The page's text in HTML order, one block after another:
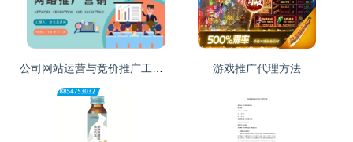
游戏推广代理方法